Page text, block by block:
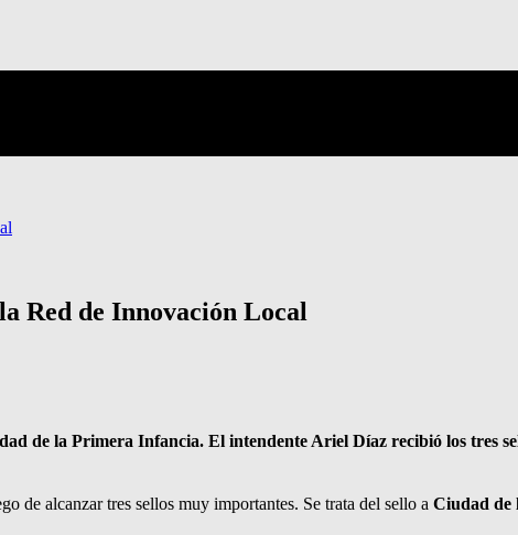
Red de Innovación Local
de la Primera Infancia. El intendente Ariel Díaz recibió los tres
de alcanzar tres sellos muy importantes. Se trata del sello a Ciudad de